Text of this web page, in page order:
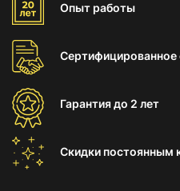
Опыт работы
Сертифицированное
Гарантиядо 2 лет
Скидки постоянным